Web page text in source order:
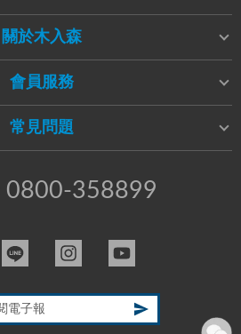
關於木入森
會員服務
常見問題
0800-358899